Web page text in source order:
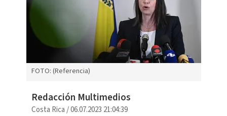
FOTO: (Referencia)
Redacción Multimedios
Costa Rica /06.07.2023 21:04:39